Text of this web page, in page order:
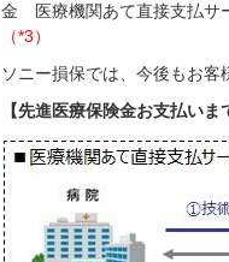
金 医療機関あて直接支払サ
（*3）
ソニー損保では、今後もお客
【先進医療保険金お支払いま